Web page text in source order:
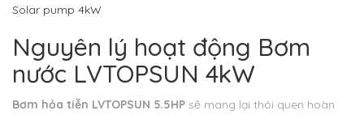
Solar pump 4kW
Nguyên lý hoạt động Bơm
nước LVTOPSUN 4kW
Bơm hỏa tiễn LVTOPSUN 5.5HP sẽ mang lại thói quen hoàn